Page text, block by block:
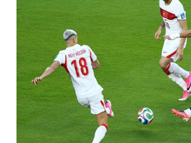
BORNEO
Wahana
Media
Group
WAHANA
NEWS